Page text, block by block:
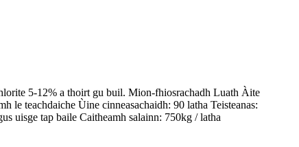
5-12% a thoirt gu buil. Mion-fhiosrachadh Luath Àite
le teachdaiche Ùine cinneasachaidh: 90 latha Teisteanas:
uisge tap baile Caitheamh salainn: 750kg / latha